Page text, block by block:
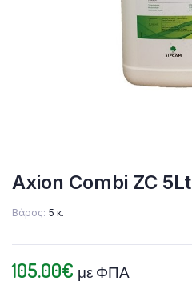
Axion Combi ZC 5Lt
Βάρος 5 κ.
105.00€ με ΦΠΑ